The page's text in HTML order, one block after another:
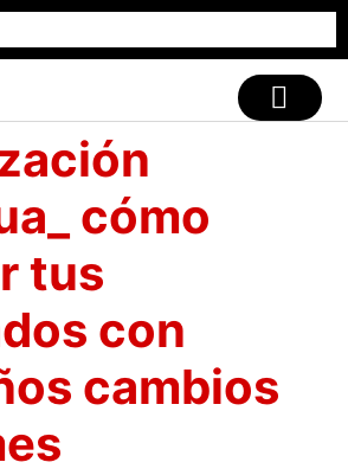
cómo
tus
con
cambios